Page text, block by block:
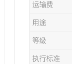
运输费
用途
等级
执行标准